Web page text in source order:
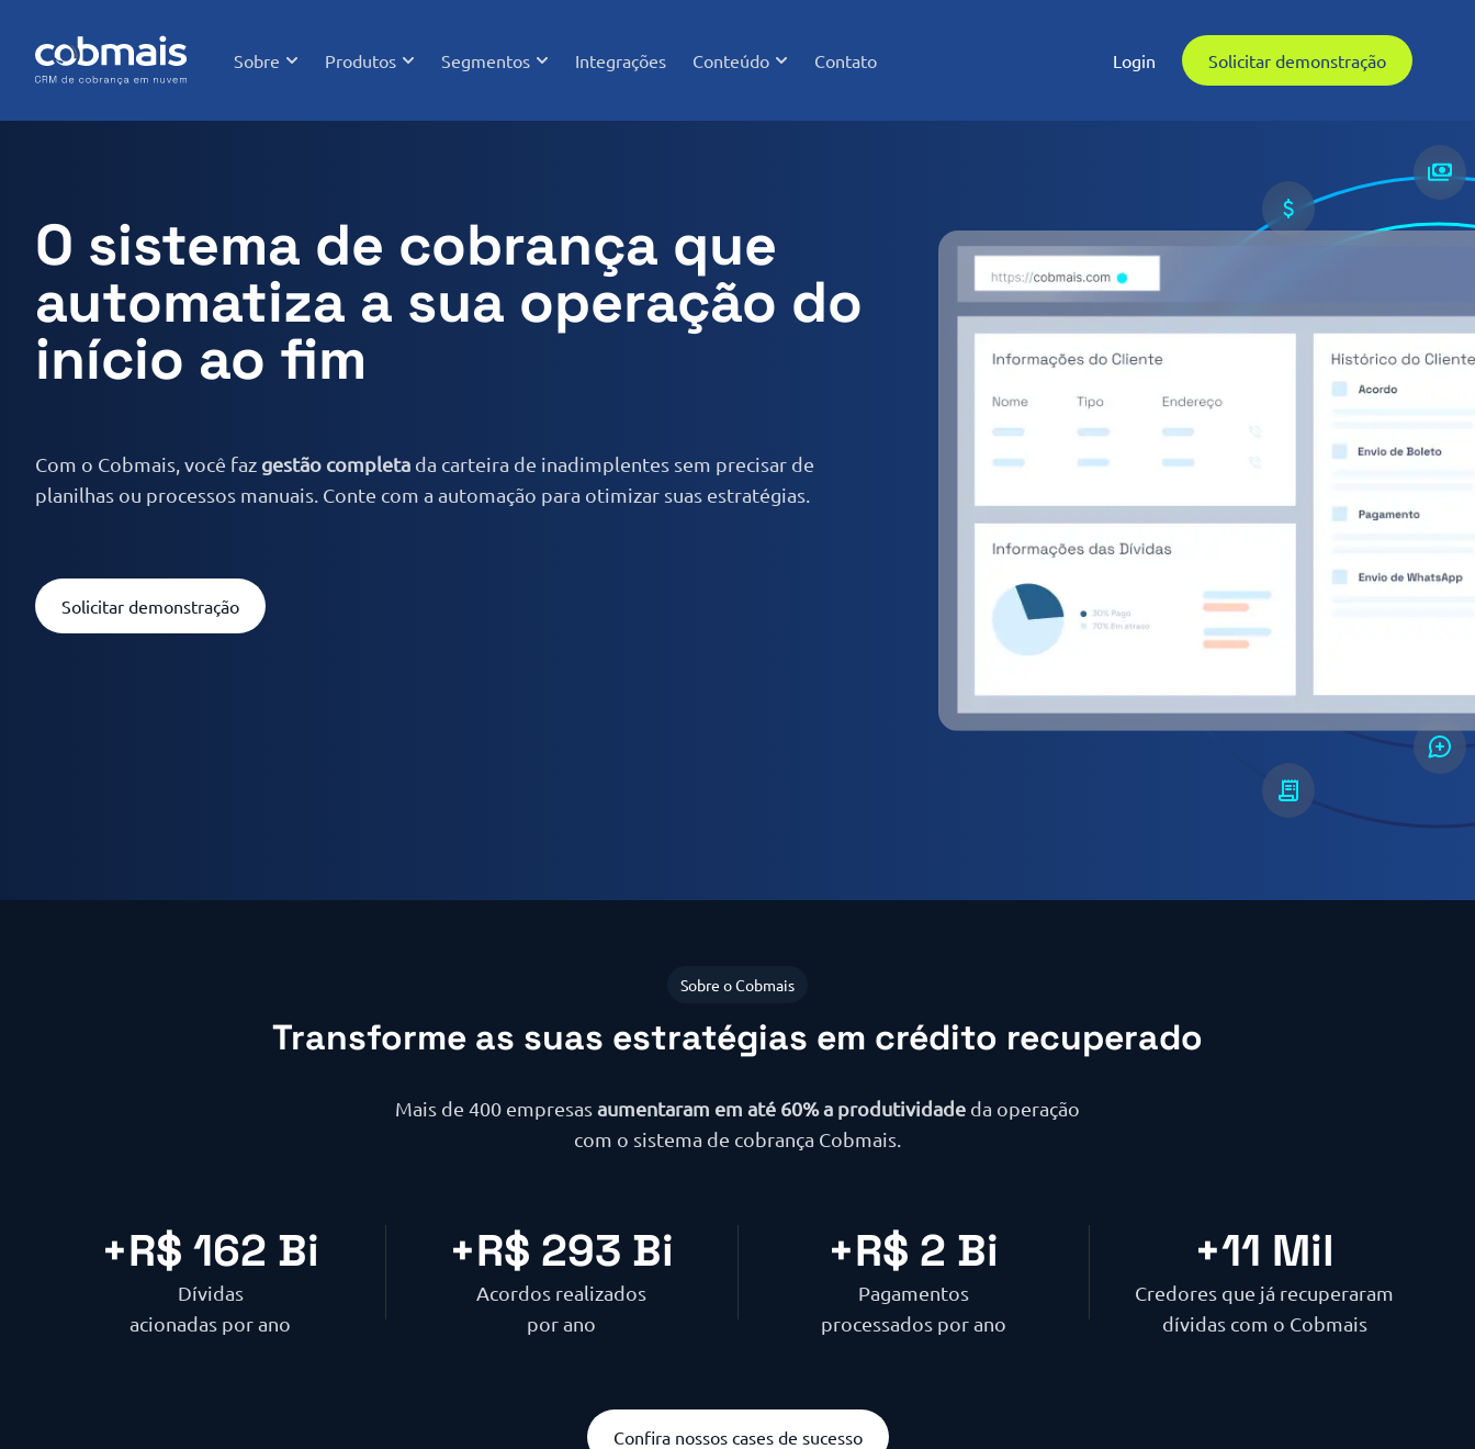
Sobre Produtos Segmentos Integrações Conteúdo Contato Login Solicitar demonstração
O sistema de cobrança que
automatiza a sua operação do
início ao fim
Com o Cobmais, você faz gestão completa da carteira de inadimplentes sem precisar de
planilhas ou processos manuais. Conte com a automação para otimizar suas estratégias.
Solicitar demonstração
Sobre o Cobmais
Transforme as suas estratégias em crédito recuperado
Mais de 400 empresasaumentaram em até 60% a produtividade da operação
com o sistema de cobrança Cobmais.
Dívidas
acionadas por ano
+R$ 162 Bi
Acordos realizados
por ano
+R$ 293 Bi
Pagamentos
processados por ano
+R$ 2 Bi
Credores que já recuperaram
dívidas com o Cobmais
+11 Mil
Confira nossos cases de sucesso